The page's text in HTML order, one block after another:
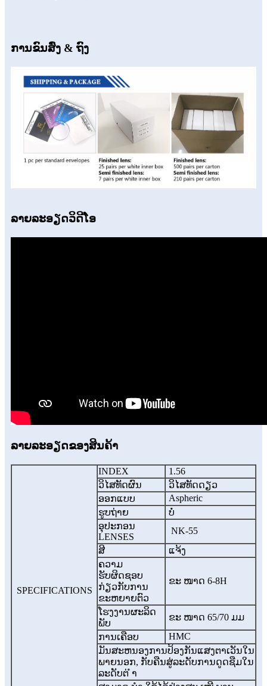
ການຂົນສົ່ງ & ຖົງ
ລາຍລະອຽດວິດີໂອ
ລາຍລະອຽດຂອງສິນຄ້າ
SPECIFICATIONS
INDEX
1.56
ວິໄສທັດຜົນ
ວິໄສທັດດຽວ
ອອກ​ແບບ
Aspheric
ຮູບຖ່າຍ
ບໍ່
ອຸປະກອນ
LENSES
NK-55
ສີ
ແຈ້ງ
ຄວາມ
ຮັບຜິດຊອບ
ກ່ຽວກັບການ
ຂະຫຍາຍຕົວ
ຂະ ໜາດ 6-8H
ໂຮງງານຜະລິດ
ພັບ
ຂະ ໜາດ 65/70 ມມ
ການເຄືອບ
HMC
ມັນສະຫນອງການປ້ອງກັນແສງຕາເວັນໃນ
ພາຍນອກ, ກັບຄືນສູ່ລະດັບການດູດຊືມໃນ
ລະດັບຕ່ ຳ